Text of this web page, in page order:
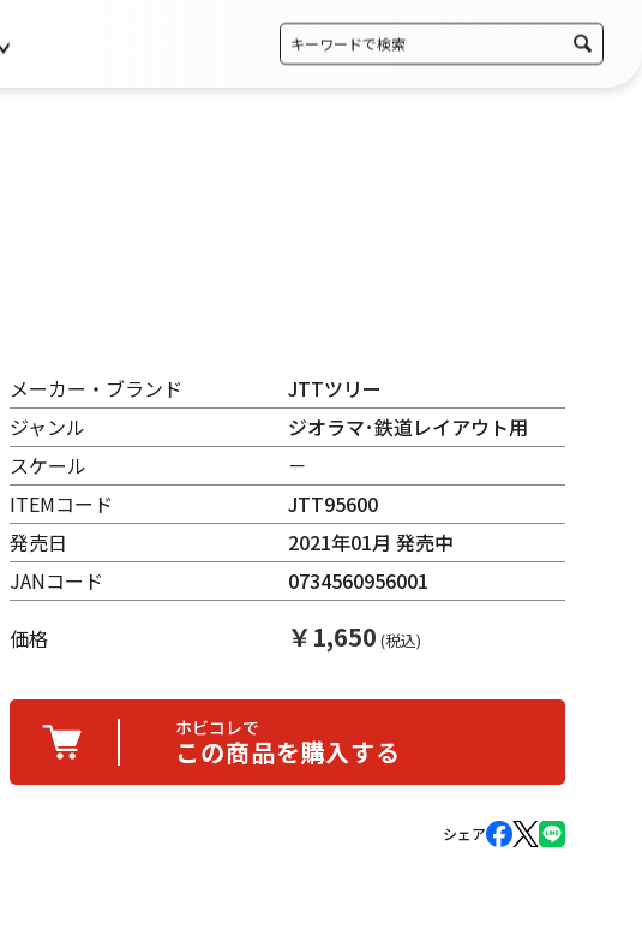
メーカー・ブランド
JTTツリー
ジャンル
ジオラマ･鉄道レイアウト用
スケール
－
ITEMコード
JTT95600
発売日
2021年01月 発売中
JANコード
0734560956001
価格
￥1,650 (税込)
ホビコレで
この商品を購入する
シェア